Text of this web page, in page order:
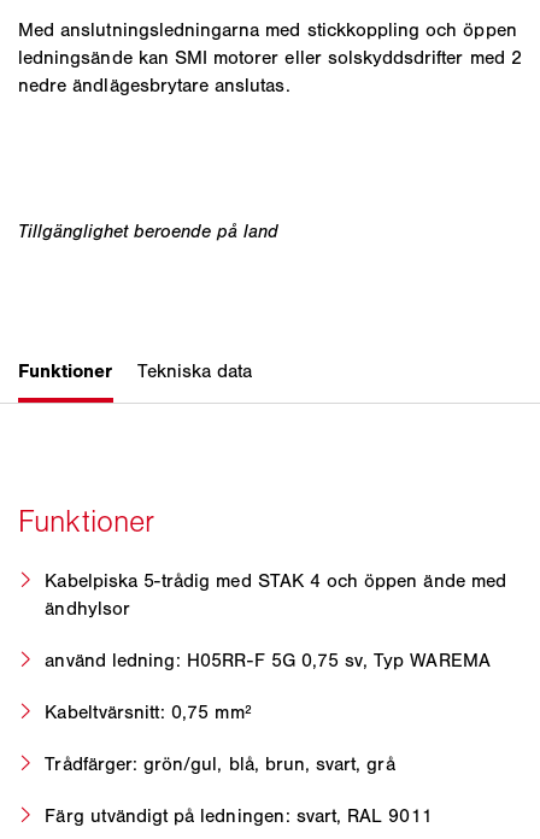
Med anslutningsledningarna med stickkoppling och öppen
ledningsände kan SMI motorer eller solskyddsdrifter med 2
nedre ändlägesbrytare anslutas.
Kabelpiska 5-trådig med STAK 4 och öppen ände med
ändhylsor
använd ledning: H05RR-F 5G 0,75 sv, Typ WAREMA
Kabeltvärsnitt: 0,75 mm²
Trådfärger: grön/gul, blå, brun, svart, grå
Färg utvändigt på ledningen: svart, RAL 9011